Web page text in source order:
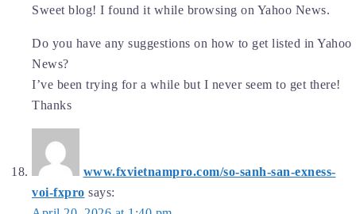
Sweet blog! I found it while browsing on Yahoo News.
Do you have any suggestions on how to get listed in Yahoo
News?
I’ve been trying for a while but I never seem to get there!
Thanks
www.fxvietnampro.com/so-sanh-san-exness-
voi-fxpro says: